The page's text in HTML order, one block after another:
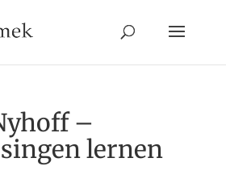
–
lernen